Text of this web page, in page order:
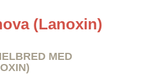
(Lanoxin)
MED